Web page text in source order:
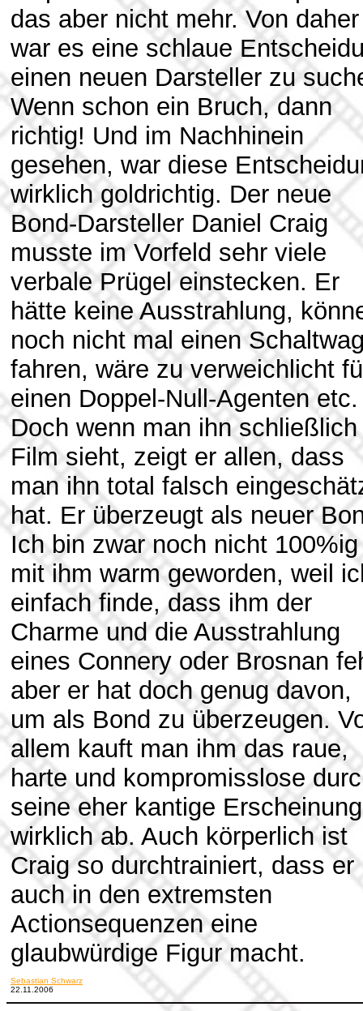
das aber nicht mehr. Von daher
war es eine schlaue
einen neuen Darsteller zu
Wenn schon ein Bruch, dann
richtig! Und im Nachhinein
gesehen, war diese
wirklich goldrichtig. Der neue
Bond-Darsteller Daniel Craig
musste im Vorfeld sehr viele
verbale Prügel einstecken. Er
hätte keine Ausstrahlung,
noch nicht mal einen
fahren, wäre zu verweichlicht
einen Doppel-Null-Agenten etc.
Doch wenn man ihn
Film sieht, zeigt er allen, dass
man ihn total falsch
hat. Er überzeugt als neuer
Ich bin zwar noch nicht 100%ig
mit ihm warm geworden, weil
einfach finde, dass ihm der
Charme und die Ausstrahlung
eines Connery oder Brosnan
aber er hat doch genug davon,
um als Bond zu überzeugen.
allem kauft man ihm das raue,
harte und kompromisslose
seine eher kantige Erscheinung
wirklich ab. Auch körperlich ist
Craig so durchtrainiert, dass er
auch in den extremsten
Actionsequenzen eine
glaubwürdige Figur macht.
Sebastian Schwarz
22.11.2006